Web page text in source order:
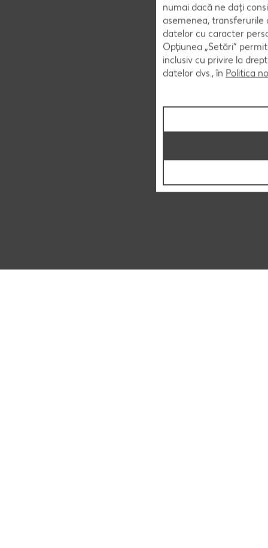
numai dacă ne dați
asemenea,
datelor cu caracter
Opțiunea „Setări”
inclusiv cu privire la
datelor dvs., în Politica